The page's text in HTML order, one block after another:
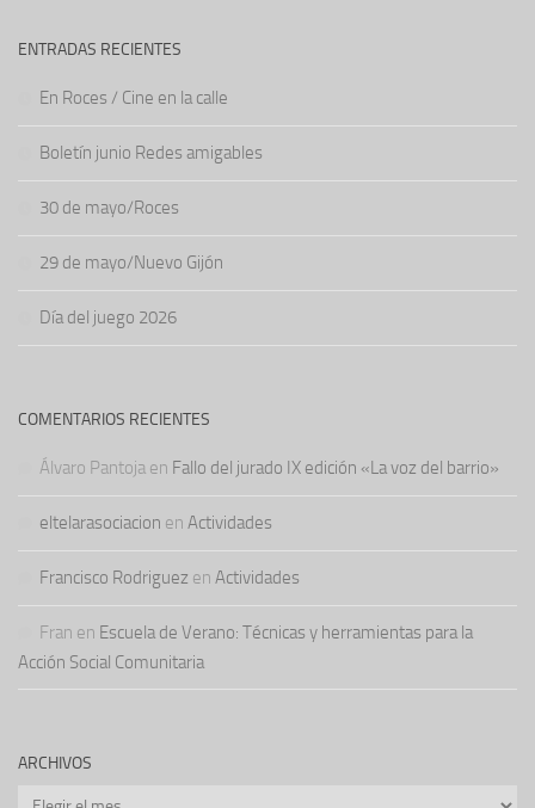
ENTRADAS RECIENTES
En Roces / Cine en la calle
Boletín junio Redes amigables
30 de mayo/Roces
29 de mayo/Nuevo Gijón
Día del juego 2026
COMENTARIOS RECIENTES
Álvaro Pantoja en Fallo del jurado IX edición «La voz del barrio»
eltelarasociacion en Actividades
Francisco Rodriguez en Actividades
Fran en Escuela de Verano: Técnicas y herramientas para la
Acción Social Comunitaria
ARCHIVOS
Archivos